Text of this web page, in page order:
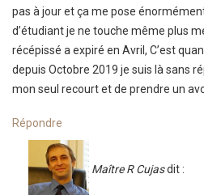
pas à jour et ça me pose
d’étudiant je ne touche même plus
récépissé a expiré en Avril, C’est
depuis Octobre 2019 je suis là sans
mon seul recourt et de prendre un
Répondre
Maître R Cujasdit :